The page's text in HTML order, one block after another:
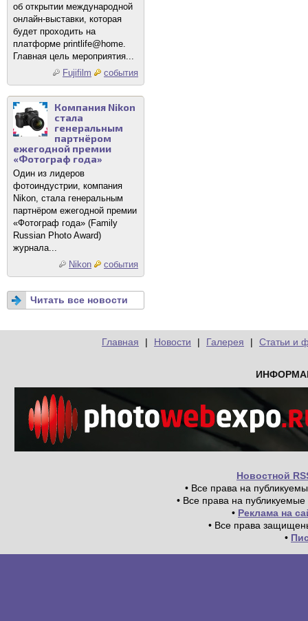
об открытии международной
онлайн-выставки, которая
будет проходить на
платформе printlife@home.
Главная цель мероприятия...
Fujifilm
события
Компания Nikon
стала
генеральным
партнёром
ежегодной премии
«Фотограф года»
Один из лидеров
фотоиндустрии, компания
Nikon, стала генеральным
партнёром ежегодной премии
«Фотограф года» (Family
Russian Photo Award)
журнала...
Nikon
события
Читать все новости
Главная | Новости | Галерея | Статьи и
Новостной
• Все права на
• Все права на
• Реклама на
• Все права
•